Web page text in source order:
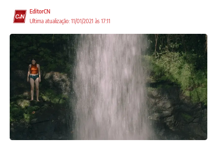
Ultima atualização: 11/01/2021 às 17:11
EditorCN